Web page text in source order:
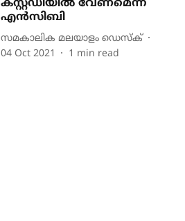
കസ്റ്റഡിയില്‍ വേണമെന്ന്
എന്‍സിബി
സമകാലിക മലയാളം ഡെസ്ക്
04 Oct 2021
1 min read